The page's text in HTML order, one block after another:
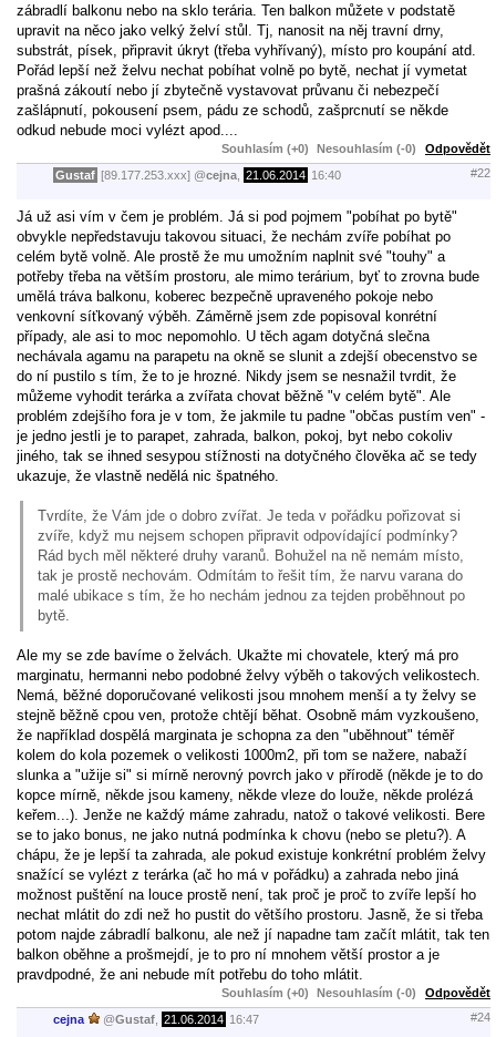
zábradlí balkonu nebo na sklo terária. Ten balkon můžete v podstatě
upravit na něco jako velký želví stůl. Tj, nanosit na něj travní drny,
substrát, písek, připravit úkryt (třeba vyhřívaný), místo pro koupání atd.
Pořád lepší než želvu nechat pobíhat volně po bytě, nechat jí vymetat
prašná zákoutí nebo jí zbytečně vystavovat průvanu či nebezpečí
zašlápnutí, pokousení psem, pádu ze schodů, zašprcnutí se někde
odkud nebude moci vylézt apod....
Souhlasím (+0) Nesouhlasím (-0) Odpovědět
Gustaf [89.177.253.xxx] @cejna 21.06.2014 16:40 #22
Já už asi vím v čem je problém. Já si pod pojmem "pobíhat po bytě"
obvykle nepředstavuju takovou situaci, že nechám zvíře pobíhat po
celém bytě volně. Ale prostě že mu umožním naplnit své "touhy" a
potřeby třeba na větším prostoru, ale mimo terárium, byť to zrovna bude
umělá tráva balkonu, koberec bezpečně upraveného pokoje nebo
venkovní síťkovaný výběh. Záměrně jsem zde popisoval konrétní
případy, ale asi to moc nepomohlo. U těch agam dotyčná slečna
nechávala agamu na parapetu na okně se slunit a zdejší obecenstvo se
do ní pustilo s tím, že to je hrozné. Nikdy jsem se nesnažil tvrdit, že
můžeme vyhodit terárka a zvířata chovat běžně "v celém bytě". Ale
problém zdejšího fora je v tom, že jakmile tu padne "občas pustím ven" -
je jedno jestli je to parapet, zahrada, balkon, pokoj, byt nebo cokoliv
jiného, tak se ihned sesypou stížnosti na dotyčného člověka ač se tedy
ukazuje, že vlastně nedělá nic špatného.
Tvrdíte, že Vám jde o dobro zvířat. Je teda v pořádku pořizovat si
zvíře, když mu nejsem schopen připravit odpovídající podmínky?
Rád bych měl některé druhy varanů. Bohužel na ně nemám místo,
tak je prostě nechovám. Odmítám to řešit tím, že narvu varana do
malé ubikace s tím, že ho nechám jednou za tejden proběhnout po
bytě.
Ale my se zde bavíme o želvách. Ukažte mi chovatele, který má pro
marginatu, hermanni nebo podobné želvy výběh o takových velikostech.
Nemá, běžné doporučované velikosti jsou mnohem menší a ty želvy se
stejně běžně cpou ven, protože chtějí běhat. Osobně mám vyzkoušeno,
že například dospělá marginata je schopna za den "uběhnout" téměř
kolem do kola pozemek o velikosti 1000m2, při tom se nažere, nabaží
slunka a "užije si" si mírně nerovný povrch jako v přírodě (někde je to do
kopce mírně, někde jsou kameny, někde vleze do louže, někde prolézá
keřem...). Jenže ne každý máme zahradu, natož o takové velikosti. Bere
se to jako bonus, ne jako nutná podmínka k chovu (nebo se pletu?). A
chápu, že je lepší ta zahrada, ale pokud existuje konkrétní problém želvy
snažící se vylézt z terárka (ač ho má v pořádku) a zahrada nebo jiná
možnost puštění na louce prostě není, tak proč je proč to zvíře lepší ho
nechat mlátit do zdi než ho pustit do většího prostoru. Jasně, že si třeba
potom najde zábradlí balkonu, ale než jí napadne tam začít mlátit, tak ten
balkon oběhne a prošmejdí, je to pro ní mnohem větší prostor a je
pravdpodné, že ani nebude mít potřebu do toho mlátit.
Souhlasím (+0) Nesouhlasím (-0) Odpovědět
cejna @Gustaf 21.06.2014 16:47 #24